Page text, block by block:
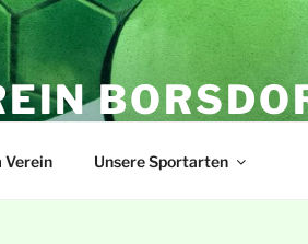
Verein Unsere Sportarten